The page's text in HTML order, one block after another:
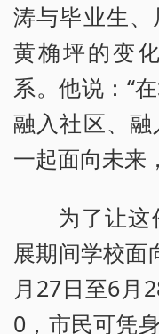
涛与毕业生
黄桷坪的变
系。他说：“
融入社区、
一起面向未来
为了让
展期间学校面
月27日至6月
0，市民可凭